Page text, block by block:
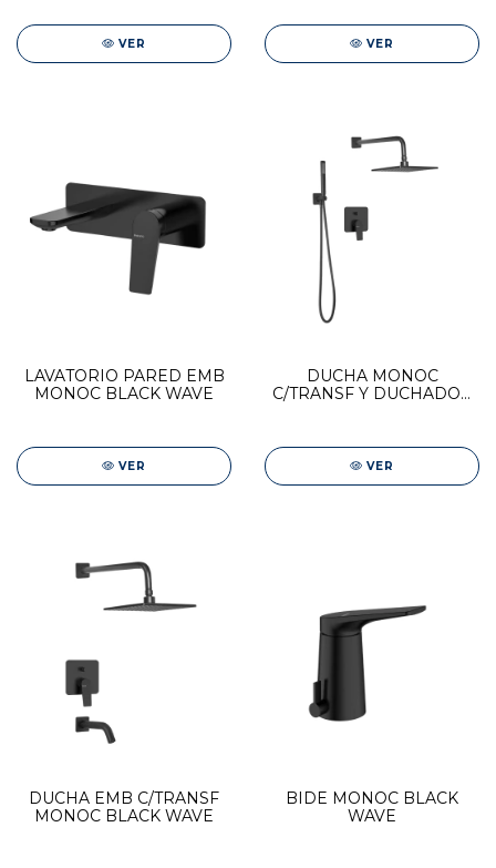
VER VER
LAVATORIO PARED EMB
MONOC BLACK WAVE
VER
DUCHA MONOC
C/TRANSF Y DUCHADOR
VER
DUCHA EMB C/TRANSF
MONOC BLACK WAVE
BIDE MONOC BLACK
WAVE